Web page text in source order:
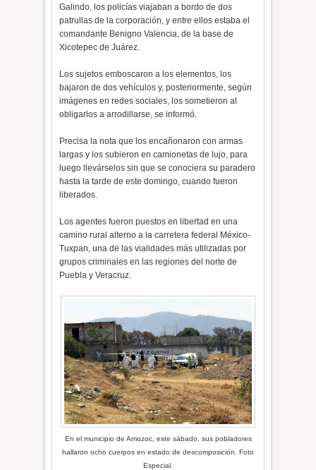
Galindo, los policías viajaban a bordo de dos
patrullas de la corporación, y entre ellos estaba el
comandante Benigno Valencia, de la base de
Xicotepec de Juárez.
Los sujetos emboscaron a los elementos, los
bajaron de dos vehículos y, posteriormente, según
imágenes en redes sociales, los sometieron al
obligarlos a arrodillarse, se informó.
Precisa la nota que los encañonaron con armas
largas y los subieron en camionetas de lujo, para
luego llevárselos sin que se conociera su paradero
hasta la tarde de este domingo, cuando fueron
liberados.
Los agentes fueron puestos en libertad en una
camino rural alterno a la carretera federal México-
Tuxpan, una de las vialidades más utilizadas por
grupos criminales en las regiones del norte de
Puebla y Veracruz.
En el municipio de Amozoc, este sábado, sus pobladores
hallaron ocho cuerpos en estado de descomposición. Foto
Especial.